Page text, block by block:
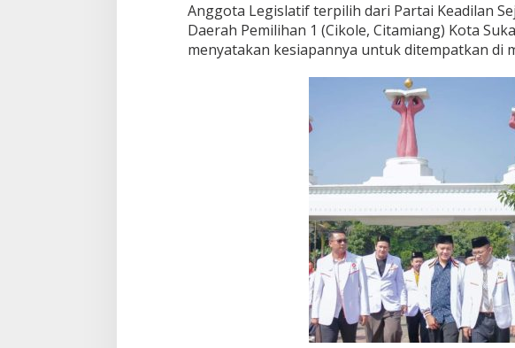
(
B
a
Anggota Legislatif terpilih dari Partai Keadilan
Daerah Pemilihan 1 (Cikole, Citamiang) Kota
menyatakan kesiapannya untuk ditempatkan di